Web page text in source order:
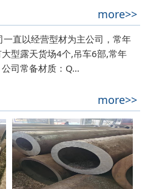
more>>
以经营型材为主公司，常年
型露天货场4个,吊车6部,常年
司常备材质：Q…
more>>